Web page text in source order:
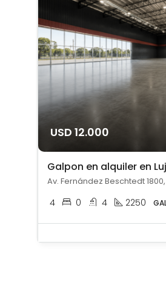
USD 12.000
Galpon en alquiler en
Av. Fernández Beschtedt 1800,
4 0 4 2250